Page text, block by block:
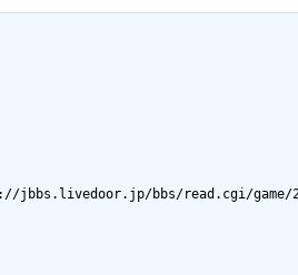
jbbs.livedoor.jp/bbs/read.cgi/game/